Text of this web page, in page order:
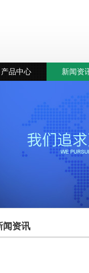
产品中心 新闻资
闻资讯